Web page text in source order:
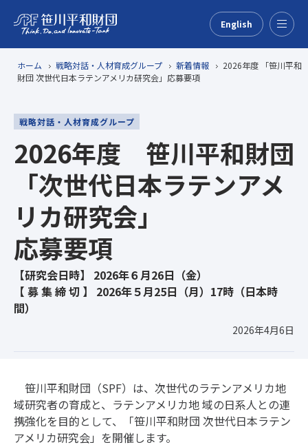
English
ホーム 戦略対話・人材育成グループ 新着情報
2026年度 「笹川平和
財団 次世代日本ラテンアメリカ研究会」応募要項
戦略対話・人材育成グループ
2026年度 笹川平和財団
「次世代日本ラテンアメ
リカ研究会」
応募要項
【研究会日時】 2026年６月26日（金）
【 募 集 締 切 】 2026年５月25日（月）17時（日本時
間）
2026年4月6日
笹川平和財団（SPF）は、次世代のラテンアメリカ地
域研究者の育成と、ラテンアメリカ地 域の日系人との連
携強化を目的として、「笹川平和財団 次世代日本ラテン
アメリカ研究会」を開催します。